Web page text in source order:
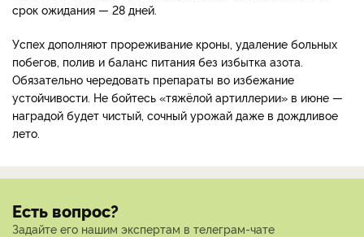
срок ожидания — 28 дней.
Успех дополняют прореживание кроны, удаление больных
побегов, полив и баланс питания без избытка азота.
Обязательно чередовать препараты во избежание
устойчивости. Не бойтесь «тяжёлой артиллерии» в июне —
наградой будет чистый, сочный урожай даже в дождливое
лето.
Есть вопрос?
Задайте его нашим экспертам в телеграм-чате